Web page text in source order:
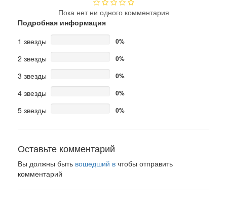
Пока нет ни одного комментария
Подробная информация
1 звезды
0%
2 звезды 0%
3 звезды 0%
4 звезды 0%
5 звезды 0%
Оставьте комментарий
Вы должны быть вошедший в чтобы отправить
комментарий